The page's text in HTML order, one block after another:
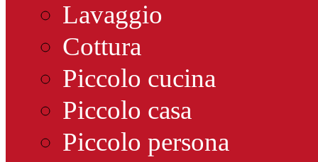
Lavaggio
Cottura
Piccolo cucina
Piccolo casa
Piccolo persona